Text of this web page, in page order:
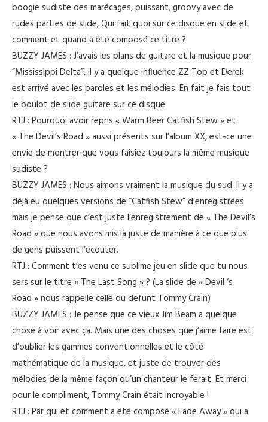
boogie sudiste des marécages, puissant, groovy avec de
rudes parties de slide, Qui fait quoi sur ce disque en slide et
comment et quand a été composé ce titre ?
BUZZY JAMES : J’avais les plans de guitare et la musique pour
“Mississippi Delta”, il y a quelque influence ZZ Top et Derek
est arrivé avec les paroles et les mélodies. En fait je fais tout
le boulot de slide guitare sur ce disque.
RTJ : Pourquoi avoir repris « Warm Beer Catfish Stew » et
« The Devil’s Road » aussi présents sur l’album XX, est-ce une
envie de montrer que vous faisiez toujours la même musique
sudiste ?
BUZZY JAMES : Nous aimons vraiment la musique du sud. Il y a
déjà eu quelques versions de “Catfish Stew” d’enregistrées
mais je pense que c’est juste l’enregistrement de « The Devil’s
Road » que nous avons mis là juste de manière à ce que plus
de gens puissent l’écouter.
RTJ : Comment t’es venu ce sublime jeu en slide que tu nous
sers sur le titre « The Last Song » ? (La slide de « Devil ‘s
Road » nous rappelle celle du défunt Tommy Crain)
BUZZY JAMES : Je pense que ce vieux Jim Beam a quelque
chose à voir avec ça. Mais une des choses que j’aime faire est
d’oublier les gammes conventionnelles et le côté
mathématique de la musique, et juste de trouver des
mélodies de la même façon qu’un chanteur le ferait. Et merci
pour le compliment, Tommy Crain était incroyable !
RTJ : Par qui et comment a été composé « Fade Away » qui a